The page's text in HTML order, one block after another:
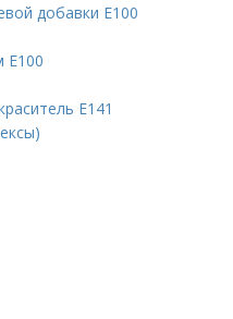
добавки Е100
Е100
Е141